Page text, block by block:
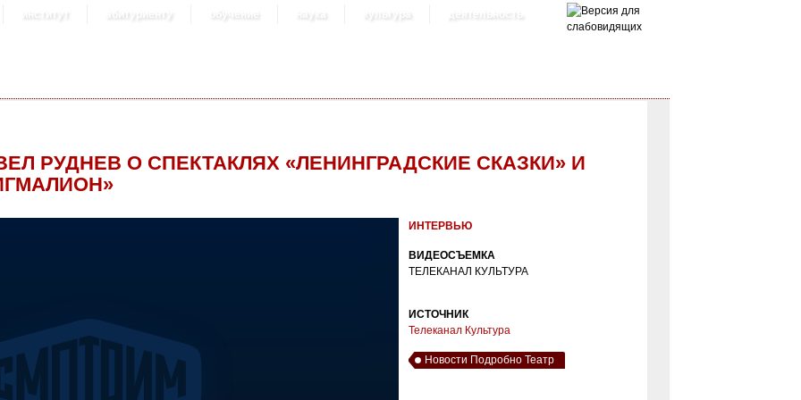
институт абитуриенту обучение наука культура деятельность
РУДНЕВ О СПЕКТАКЛЯХ «ЛЕНИНГРАДСКИЕ СКАЗКИ» И
ИНТЕРВЬЮ
ВИДЕОСЪЕМКА
ТЕЛЕКАНАЛ КУЛЬТУРА
ИСТОЧНИК
Телеканал Культура
Новости Подробно Театр